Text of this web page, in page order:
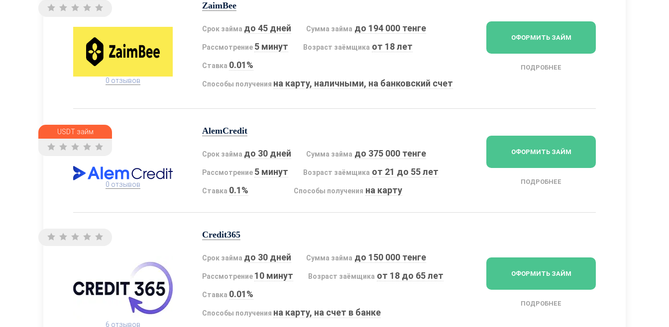
0 отзывов
ZaimBee
Срок займа до 45 дней Сумма займа до 194 000 тенге
Рассмотрение 5 минут Возраст заёмщика от 18 лет
Ставка 0.01%
Способы получения на карту, наличными, на банковский счет
ОФОРМИТЬ ЗАЙМ
ПОДРОБНЕЕ
USDT займ
0 отзывов
AlemCredit
Срок займа до 30 дней Сумма займа до 375 000 тенге
Рассмотрение 5 минут Возраст заёмщика от 21 до 55 лет
Ставка 0.1% Способы получения на карту
ОФОРМИТЬ ЗАЙМ
ПОДРОБНЕЕ
6 отзывов
Credit365
Срок займа до 30 дней Сумма займа до 150 000 тенге
Рассмотрение 10 минут Возраст заёмщика от 18 до 65 лет
Ставка 0.01%
Способы получения на карту, на счет в банке
ОФОРМИТЬ ЗАЙМ
ПОДРОБНЕЕ